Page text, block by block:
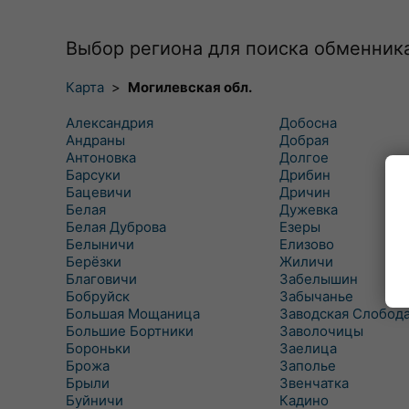
Выбор региона для поиска
Карта > Могилевская обл.
Александрия
Андраны
Антоновка
Барсуки
Бацевичи
Белая
Белая Дуброва
Белыничи
Берёзки
Благовичи
Бобруйск
Большая Мощаница
Большие Бортники
Бороньки
Брожа
Брыли
Буйничи
Добосна
Добрая
Долгое
Дрибин
Дричин
Дужевка
Езеры
Елизово
Жиличи
Забелышин
Забычанье
Заводская
Заволочицы
Заелица
Заполье
Звенчатка
Кадино